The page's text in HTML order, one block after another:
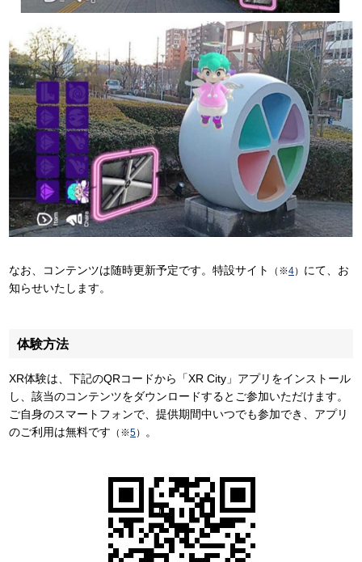
なお、コンテンツは随時更新予定です。特設サイト （※4） にて、お
知らせいたします。
体験方法
XR体験は、下記のQRコードから「XR City」アプリをインストール
し、該当のコンテンツをダウンロードするとご参加いただけます。
ご自身のスマートフォンで、提供期間中いつでも参加でき、アプリ
のご利用は無料です （※5） 。